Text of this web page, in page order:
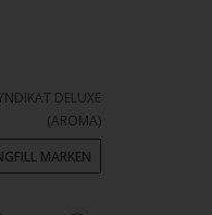
DELUXE
(AROMA)
MARKEN